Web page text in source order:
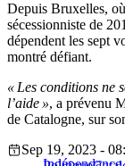
Depuis Bruxelles,
sécessionniste de
dépendent les sept
montré défiant.
« Les conditions ne
l’aide », a prévenu
de Catalogne, sur
Sep 19, 2023 -